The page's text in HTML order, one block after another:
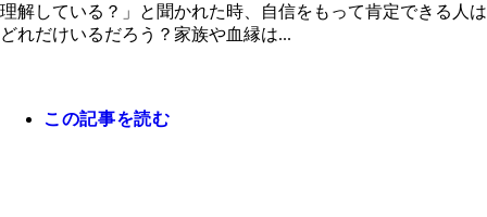
理解している？」と聞かれた時、自信をもって肯定できる人は
どれだけいるだろう？家族や血縁は...
この記事を読む